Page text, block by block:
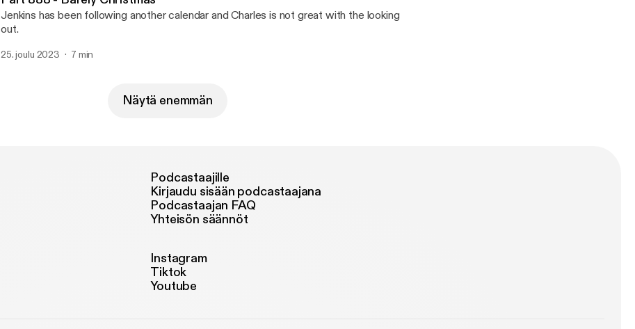
Jenkins has been following another calendar and Charles is not great with the looking
out.
25. joulu 2023 7 min
Näytä enemmän
Podcastaajille
Kirjaudu sisään podcastaajana
Podcastaajan FAQ
Yhteisön säännöt
Instagram
Tiktok
Youtube